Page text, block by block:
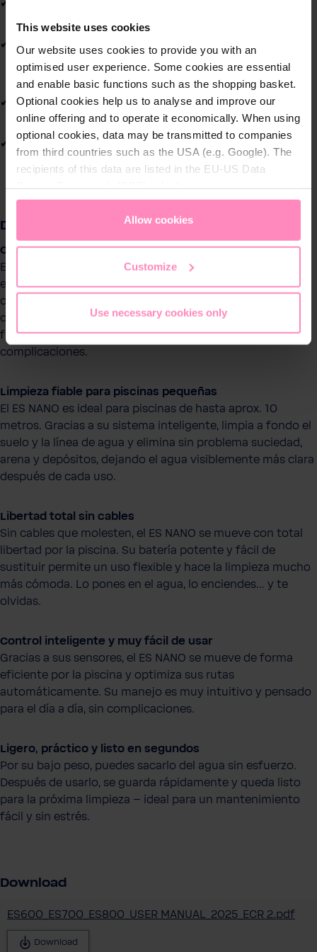
This website uses cookies
Our website uses cookies to provide you with an
optimised user experience. Some cookies are essential
and enable basic functions such as the shopping basket.
Optional cookies help us to analyse and improve our
online offering and to operate it economically. When using
optional cookies, data may be transmitted to companies
from third countries such as the USA (e.g. Google). The
recipients of this data are listed in the EU-US Data
appropriate level of data protection. You canaccept all
only allow necessary cookies
access and change your chosen setting at any time in
Allow cookies
Customize
Use necessary cookies only
Fondo y línea de flotación en piscinas de hasta 10 m.
NAVEGACIÓN INTELIGENTE
Sensores que optimizan las rutas de limpieza
automáticamente.
MUY LIGERO Y FÁCIL DE MANEJAR
Se levanta, se usa y se guarda sin esfuerzo.
BATERÍA REEMPLAZABLE
Más flexibilidad y mayor vida útil del producto.
Descripción
Compacto, sin cables y sorprendentemente inteligente
El robot de piscina BWT ES NANO es la forma más fácil de
empezar con la limpieza automática. Es ligero, funciona
con batería y destaca por su manejo sencillo, su uso sin
cables y su limpieza eficaz del fondo y la línea de
flotación. Perfecto si quieres tener la piscina limpia sin
complicaciones.
Limpieza fiable para piscinas pequeñas
El ES NANO es ideal para piscinas de hasta aprox. 10
metros. Gracias a su sistema inteligente, limpia a fondo el
suelo y la línea de agua y elimina sin problema suciedad,
arena y depósitos, dejando el agua visiblemente más clara
después de cada uso.
Libertad total sin cables
Sin cables que molesten, el ES NANO se mueve con total
libertad por la piscina. Su batería potente y fácil de
sustituir permite un uso flexible y hace la limpieza mucho
más cómoda. Lo pones en el agua, lo enciendes… y te
olvidas.
Control inteligente y muy fácil de usar
Gracias a sus sensores, el ES NANO se mueve de forma
eficiente por la piscina y optimiza sus rutas
automáticamente. Su manejo es muy intuitivo y pensado
para el día a día, sin complicaciones.
Ligero, práctico y listo en segundos
Por su bajo peso, puedes sacarlo del agua sin esfuerzo.
Después de usarlo, se guarda rápidamente y queda listo
para la próxima limpieza – ideal para un mantenimiento
fácil y sin estrés.
Download
ES600_ES700_ES800_USER MANUAL_2025_ECR 2.pdf
Download